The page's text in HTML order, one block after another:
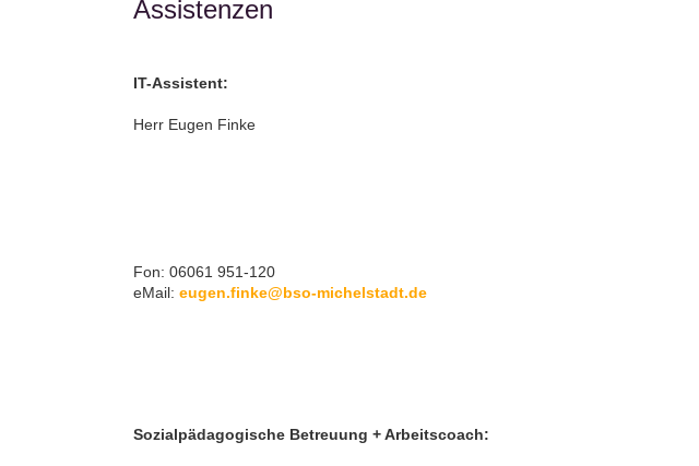
Assistenzen
IT-Assistent:
Herr Eugen Finke
Fon: 06061 951-120
eMail: eugen.finke@bso-michelstadt.de
Sozialpädagogische Betreuung + Arbeitscoach: